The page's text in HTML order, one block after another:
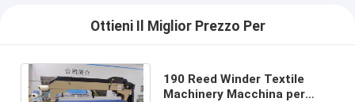
Ottieni Il Miglior Prezzo Per
190 Reed Winder Textile
Machinery Macchina per